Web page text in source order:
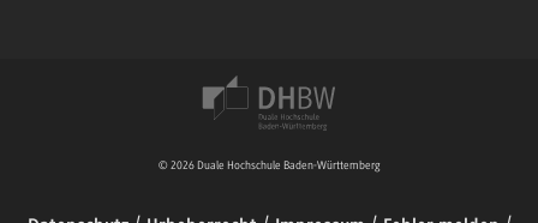
© 2026 Duale Hochschule Baden-Württemberg